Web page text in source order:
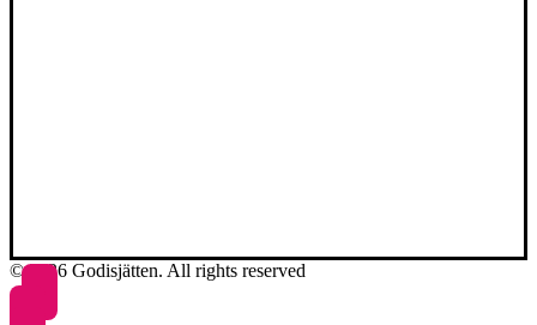
© 2026 Godisjätten. All rights reserved